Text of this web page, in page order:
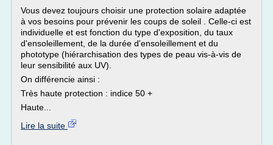
Vous devez toujours choisir une protection solaire adaptée
à vos besoins pour prévenir les coups de soleil . Celle-ci est
individuelle et est fonction du type d'exposition, du taux
d'ensoleillement, de la durée d'ensoleillement et du
phototype (hiérarchisation des types de peau vis-à-vis de
leur sensibilité aux UV).
On différencie ainsi :
Très haute protection : indice 50 +
Haute...
Lire la suite